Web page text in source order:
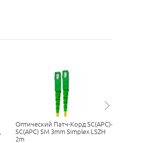
Оптический Патч-Корд SC(APC)-
SC(APC) SM 3mm Simplex LSZH
2m